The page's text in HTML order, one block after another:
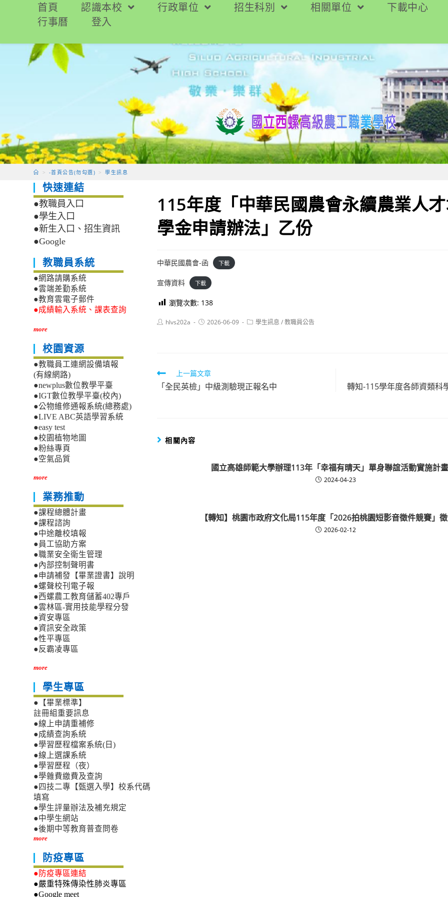
要
首頁 認識本校 行政單位 招生科別 相關單位 下載中心
行事曆
登入
> -首頁公告(勿勾選) > 學生訊息
115年度「中華民國農會永續農業人
學金申請辦法」乙份
中華民國農會-函 下載
宣傳資料 下載
瀏覽次數: 138
Posthlvs202a
Post2026-06-09
Post學生訊息 /教職員公告
Read
more
上一篇文章
「全民英檢」中級測驗現正報名中
轉知-115學年度各師資類科
相關內容
國立高雄師範大學辦理113年「幸福有晴天」單身聯誼活動實施計
2024-04-23
【轉知】桃園市政府文化局115年度「2026拍桃園短影音徵件競賽」
2026-02-12
快速連結
●教職員入口
●學生入口
●新生入口、招生資訊
●Google
教職員系統
●網路請購系統
●雲端差勤系統
●教育雲電子郵件
●成績輸入系統、課表查詢
more
校園資源
●教職員工連網設備填報
(有線網路)
●newplus數位教學平臺
●IGT數位教學平臺(校內)
●公物維修通報系統(總務處)
●LIVE ABC英語學習系統
●easy test
●校園植物地圖
●粉絲專頁
●空氣品質
more
業務推動
●課程總體計畫
●課程諮詢
●中途離校填報
●員工協助方案
●職業安全衛生管理
●內部控制聲明書
●申請補發【畢業證書】說明
●螺聲校刊電子報
●西螺農工教育儲蓄402專戶
●雲林區-實用技能學程分發
●資安專區
●資訊安全政策
●性平專區
●反霸凌專區
more
學生專區
●【畢業標準】
註冊組重要訊息
●線上申請重補修
●成績查詢系統
●學習歷程檔案系統(日)
●線上選課系統
●學習歷程（夜）
●學雜費繳費及查詢
●四技二專【甄選入學】校系代碼
填寫
●學生評量辦法及補充規定
●中學生網站
●後期中等教育普查問卷
more
防疫專區
●防疫專區連結
●嚴重特殊傳染性肺炎專區
●Google meet